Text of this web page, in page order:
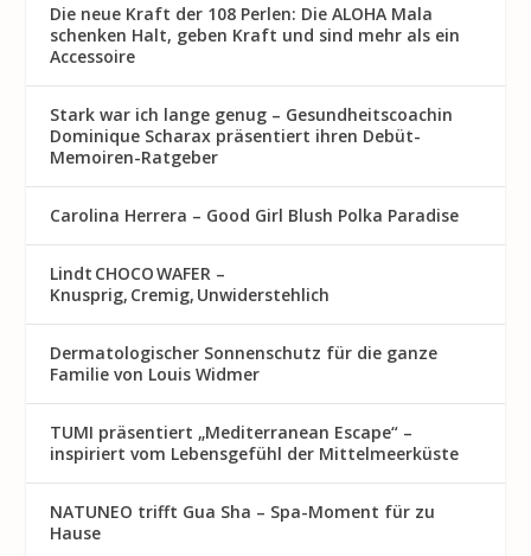
Die neue Kraft der 108 Perlen: Die ALOHA Mala
schenken Halt, geben Kraft und sind mehr als ein
Accessoire
Stark war ich lange genug – Gesundheitscoachin
Dominique Scharax präsentiert ihren Debüt-
Memoiren-Ratgeber
Carolina Herrera – Good Girl Blush Polka Paradise
Lindt CHOCO WAFER –
Knusprig, Cremig, Unwiderstehlich
Dermatologischer Sonnenschutz für die ganze
Familie von Louis Widmer
TUMI präsentiert „Mediterranean Escape“ –
inspiriert vom Lebensgefühl der Mittelmeerküste
NATUNEO trifft Gua Sha – Spa-Moment für zu
Hause